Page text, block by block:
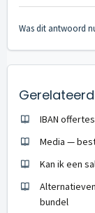
Was dit antwoord
IBAN
Media —
Kan ik een
bundel